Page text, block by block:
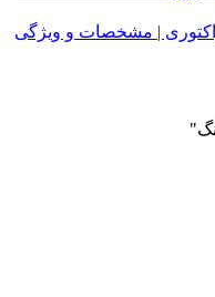
| مشخصات و ویژگی